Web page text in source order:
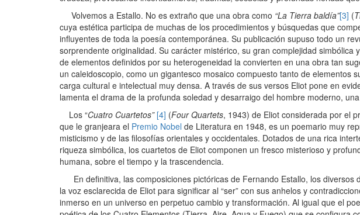
Volvemos a Estallo. No es extraño que una obra como “La Tierra baldía”[3] (
cuya estética participa de muchas de los procedimientos y búsquedas que
influyentes de toda la poesía contemporánea. Su publicación supuso todo un
sorprendente originalidad. Su carácter mistérico, su gran complejidad
de elementos definidos por su heterogeneidad la convierten en una obra tan
un caleidoscopio, como un gigantesco mosaico compuesto tanto de elementos
carga cultural e intelectual muy densa. A través de sus versos Eliot pone en
lamenta el drama de la profunda soledad y desarraigo del hombre moderno,
Los “Cuatro Cuartetos” [4] (Four Quartets, 1943) de Eliot considerada por el
que le granjeara el Premio Nobel de Literatura en 1948, es un poemario muy
misticismo y de las filosofías orientales y occidentales. Dotados de una rica
riqueza simbólica, los cuartetos de Eliot componen un fresco misterioso y
humana, sobre el tiempo y la trascendencia.
En definitiva, las composiciones pictóricas de Fernando Estallo, los diversos
la voz esclarecida de Eliot para significar al “ser” con sus anhelos y
inmerso en un universo en perpetuo cambio y transformación. Al igual que el